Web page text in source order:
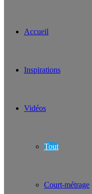
Accueil
Inspirations
Vidéos
Tout
Court-métrage